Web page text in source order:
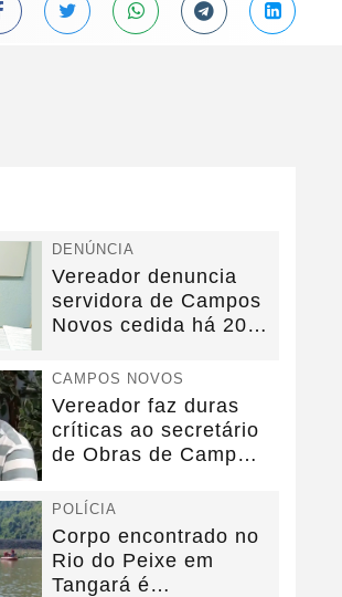
DENÚNCIA
Vereador denuncia
servidora de Campos
Novos cedida há 20
CAMPOS NOVOS
Vereador faz duras
críticas ao secretário
de Obras de Campos
POLÍCIA
Corpo encontrado no
Rio do Peixe em
Tangará é